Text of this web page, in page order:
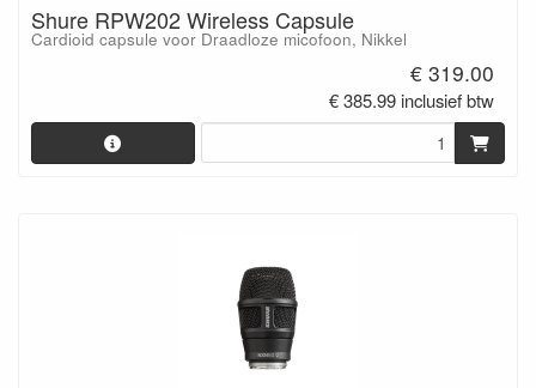
Shure RPW202 Wireless Capsule
Cardioid capsule voor Draadloze micofoon, Nikkel
€ 319.00
€ 385.99 inclusief btw